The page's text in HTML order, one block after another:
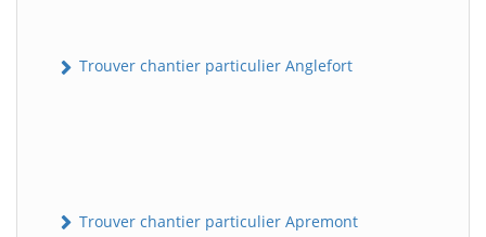
Trouver chantier particulier Anglefort
Trouver chantier particulier Apremont